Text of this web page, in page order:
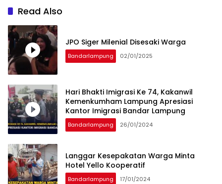
Read Also
JPO Siger Milenial Disesaki Warga
Bandarlampung 02/01/2025
Hari Bhakti Imigrasi Ke 74, Kakanwil
Kemenkumham Lampung Apresiasi
Kantor Imigrasi Bandar Lampung
Bandarlampung 26/01/2024
Langgar Kesepakatan Warga Minta
Hotel Yello Kooperatif
Bandarlampung 17/01/2024